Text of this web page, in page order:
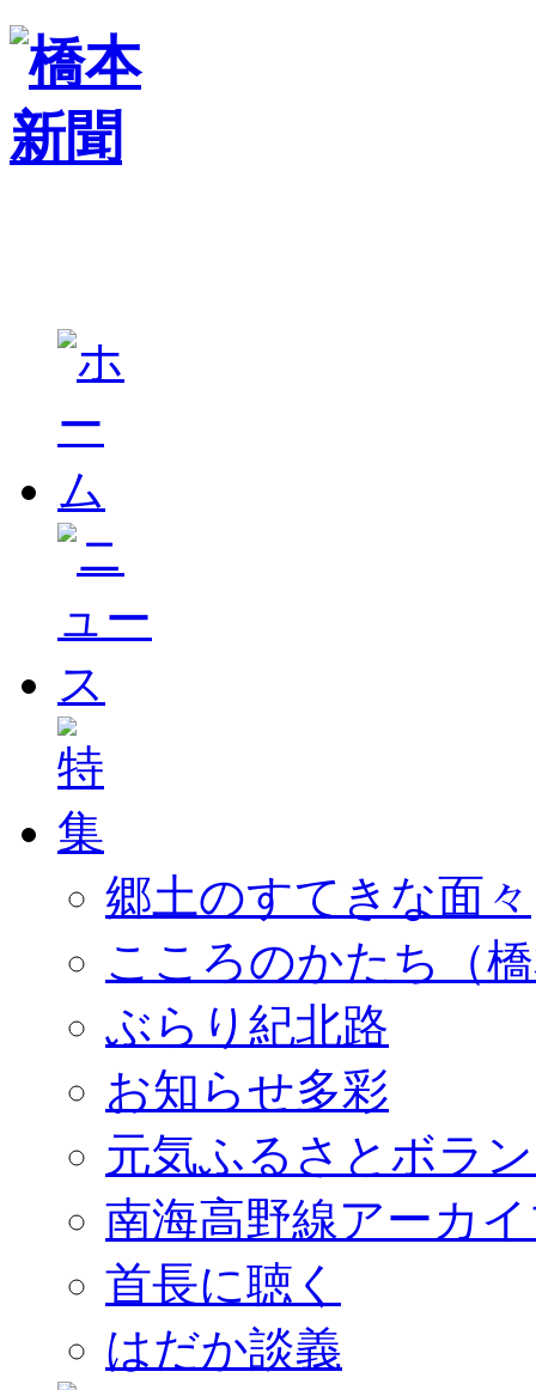
郷土のすてきな面々
こころのかたち（
ぶらり紀北路
お知らせ多彩
元気ふるさとボラ
南海高野線アーカ
首長に聴く
はだか談義